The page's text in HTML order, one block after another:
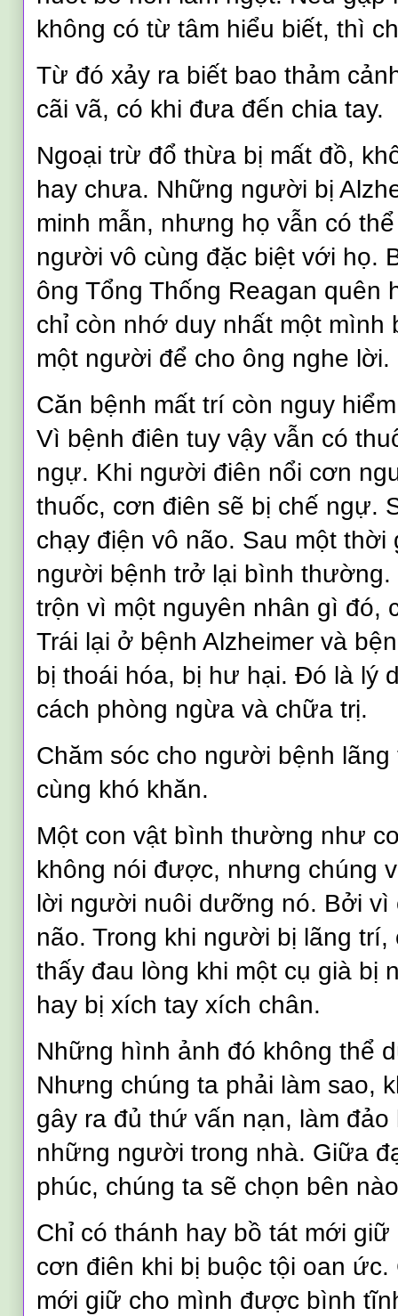
không có từ tâm hiểu biết, thì
Từ đó xảy ra biết bao thảm
cãi vã, có khi đưa đến chia tay.
Ngoại trừ đổ thừa bị mất đồ,
hay chưa. Những người bị
minh mẫn, nhưng họ vẫn có
người vô cùng đặc biệt với họ.
ông Tổng Thống Reagan quên
chỉ còn nhớ duy nhất một mình
một người để cho ông nghe lời.
Căn bệnh mất trí còn nguy
Vì bệnh điên tuy vậy vẫn có
ngự. Khi người điên nổi cơn
thuốc, cơn điên sẽ bị chế ngự.
chạy điện vô não. Sau một thời
người bệnh trở lại bình
trộn vì một nguyên nhân gì đó,
Trái lại ở bệnh Alzheimer và
bị thoái hóa, bị hư hại. Đó là lý
cách phòng ngừa và chữa trị.
Chăm sóc cho người bệnh
cùng khó khăn.
Một con vật bình thường như
không nói được, nhưng chúng
lời người nuôi dưỡng nó. Bởi vì
não. Trong khi người bị lãng trí,
thấy đau lòng khi một cụ già bị
hay bị xích tay xích chân.
Những hình ảnh đó không thể
Nhưng chúng ta phải làm sao,
gây ra đủ thứ vấn nạn, làm
những người trong nhà. Giữa
phúc, chúng ta sẽ chọn bên
Chỉ có thánh hay bồ tát mới
cơn điên khi bị buộc tội oan ức.
mới giữ cho mình được bình